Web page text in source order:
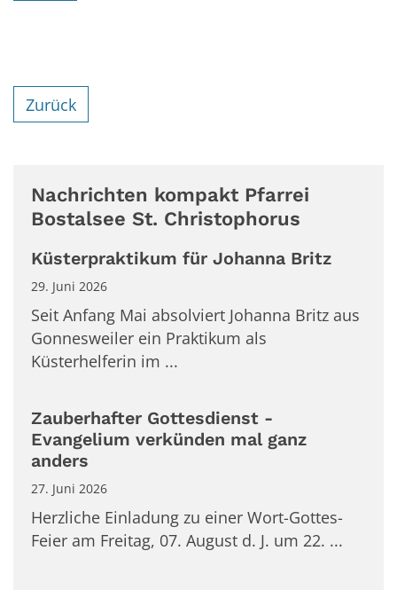
Zurück
Nachrichten kompakt Pfarrei
Bostalsee St. Christophorus
Küsterpraktikum für Johanna Britz
29. Juni 2026
Seit Anfang Mai absolviert Johanna Britz aus
Gonnesweiler ein Praktikum als
Küsterhelferin im ...
Zauberhafter Gottesdienst -
Evangelium verkünden mal ganz
anders
27. Juni 2026
Herzliche Einladung zu einer Wort-Gottes-
Feier am Freitag, 07. August d. J. um 22. ...